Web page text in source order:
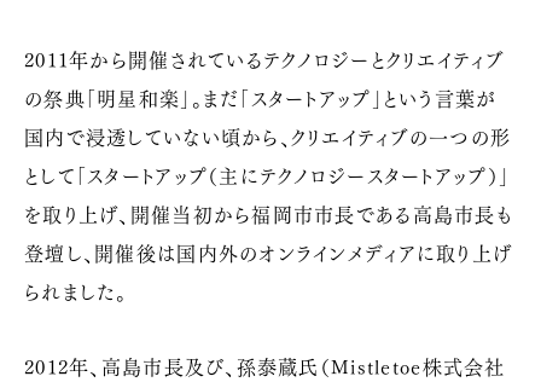
2011年から開催されているテクノロジーとクリエイティブ
の祭典「明星和楽」。まだ「スタートアップ」という言葉が
国内で浸透していない頃から、クリエイティブの一つの形
として「スタートアップ（主にテクノロジースタートアップ）」
を取り上げ、開催当初から福岡市市長である高島市長も
登壇し、開催後は国内外のオンラインメディアに取り上げ
られました。
2012年、高島市長及び、孫泰蔵氏（Mistletoe株式会社